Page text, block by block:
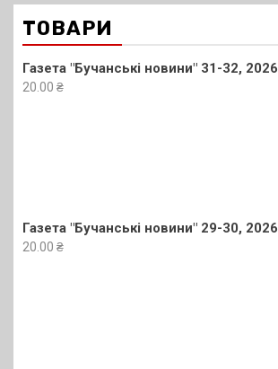
ТОВАРИ
Газета "Бучанські новини" 31-32, 2026
20.00 ₴
Газета "Бучанські новини" 29-30, 2026
20.00 ₴